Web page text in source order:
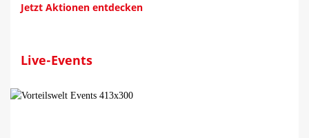
Jetzt Aktionen entdecken
Live-Events